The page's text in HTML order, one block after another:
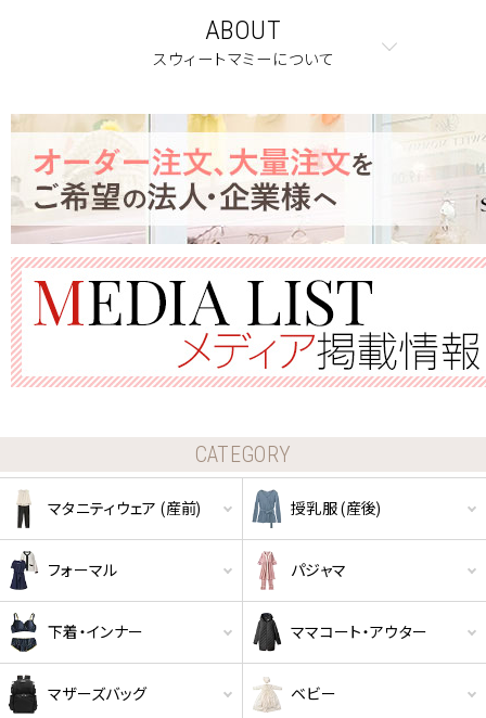
ABOUT
スウィートマミーについて
CATEGORY
マタニティウェア (産前) 授乳服 (産後)
フォーマル パジャマ
下着・インナー ママコート・アウター
マザーズバッグ ベビー